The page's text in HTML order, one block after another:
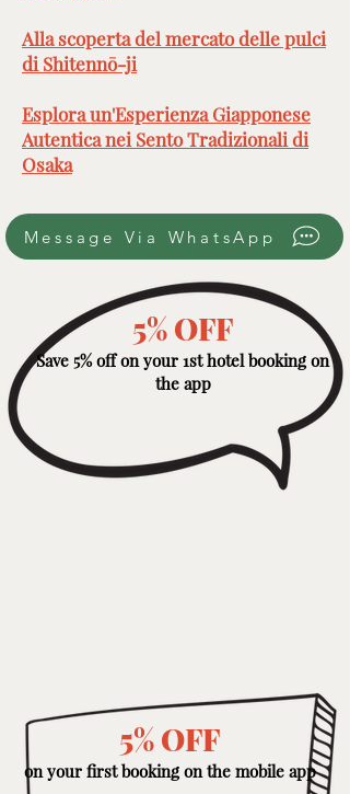
Alla scoperta del mercato delle pulci
di Shitennō-ji
Esplora un'Esperienza Giapponese
Autentica nei Sento Tradizionali di
Osaka
Message Via WhatsApp
5% OFF
Save 5% off on your 1st hotel booking on
the app
5% OFF
on your first booking on the mobile app